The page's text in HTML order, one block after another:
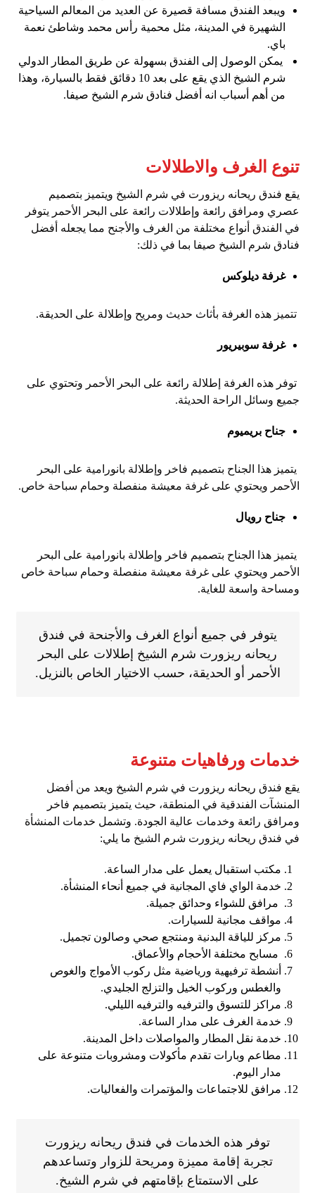
ويبعد الفندق مسافة قصيرة عن العديد من المعالم السياحية
الشهيرة في المدينة، مثل محمية رأس محمد وشاطئ نعمة
باي.
يمكن الوصول إلى الفندق بسهولة عن طريق المطار الدولي
شرم الشيخ الذي يقع على بعد 10 دقائق فقط بالسيارة، وهذا
من أهم أسباب انه أفضل فنادق شرم الشيخ صيفا.
تنوع الغرف والاطلالات
يقع فندق ريحانه ريزورت في شرم الشيخ ويتميز بتصميم
عصري ومرافق رائعة وإطلالات رائعة على البحر الأحمر يتوفر
في الفندق أنواع مختلفة من الغرف والأجنح مما يجعله أفضل
فنادق شرم الشيخ صيفا بما في ذلك:
غرفة ديلوكس
تتميز هذه الغرفة بأثاث حديث ومريح وإطلالة على الحديقة.
غرفة سوبيريور
توفر هذه الغرفة إطلالة رائعة على البحر الأحمر وتحتوي على
جميع وسائل الراحة الحديثة.
جناح بريميوم
يتميز هذا الجناح بتصميم فاخر وإطلالة بانورامية على البحر
الأحمر ويحتوي على غرفة معيشة منفصلة وحمام سباحة خاص.
جناح رويال
يتميز هذا الجناح بتصميم فاخر وإطلالة بانورامية على البحر
الأحمر ويحتوي على غرفة معيشة منفصلة وحمام سباحة خاص
ومساحة واسعة للغاية.
يتوفر في جميع أنواع الغرف والأجنحة في فندق
ريحانه ريزورت شرم الشيخ إطلالات على البحر
الأحمر أو الحديقة، حسب الاختيار الخاص بالنزيل.
خدمات ورفاهيات متنوعة
يقع فندق ريحانه ريزورت في شرم الشيخ ويعد من أفضل
المنشآت الفندقية في المنطقة، حيث يتميز بتصميم فاخر
ومرافق رائعة وخدمات عالية الجودة. وتشمل خدمات المنشأة
في فندق ريحانه ريزورت شرم الشيخ ما يلي:
مكتب استقبال يعمل على مدار الساعة.
خدمة الواي فاي المجانية في جميع أنحاء المنشأة.
مرافق للشواء وحدائق جميلة.
مواقف مجانية للسيارات.
مركز للياقة البدنية ومنتجع صحي وصالون تجميل.
مسابح مختلفة الأحجام والأعماق.
أنشطة ترفيهية ورياضية مثل ركوب الأمواج والغوص
والغطس وركوب الخيل والتزلج الجليدي.
مراكز للتسوق والترفيه والترفيه الليلي.
خدمة الغرف على مدار الساعة.
خدمة نقل المطار والمواصلات داخل المدينة.
مطاعم وبارات تقدم مأكولات ومشروبات متنوعة على
مدار اليوم.
مرافق للاجتماعات والمؤتمرات والفعاليات.
توفر هذه الخدمات في فندق ريحانه ريزورت
تجربة إقامة مميزة ومريحة للزوار وتساعدهم
على الاستمتاع بإقامتهم في شرم الشيخ.